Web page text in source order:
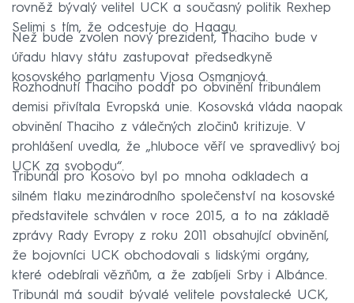
rovněž bývalý velitel UCK a současný politik Rexhep
Selimi s tím, že odcestuje do Haagu.
Než bude zvolen nový prezident, Thaciho bude v
úřadu hlavy státu zastupovat předsedkyně
kosovského parlamentu Vjosa Osmaniová.
Rozhodnutí Thaciho podat po obvinění tribunálem
demisi přivítala Evropská unie. Kosovská vláda naopak
obvinění Thaciho z válečných zločinů kritizuje. V
prohlášení uvedla, že „hluboce věří ve spravedlivý boj
UCK za svobodu“.
Tribunál pro Kosovo byl po mnoha odkladech a
silném tlaku mezinárodního společenství na kosovské
představitele schválen v roce 2015, a to na základě
zprávy Rady Evropy z roku 2011 obsahující obvinění,
že bojovníci UCK obchodovali s lidskými orgány,
které odebírali vězňům, a že zabíjeli Srby i Albánce.
Tribunál má soudit bývalé velitele povstalecké UCK,